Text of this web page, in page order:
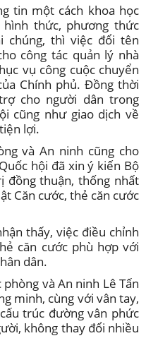
tin một cách khoa học
thức, phương thức
chúng, thì việc đổi tên
công tác quản lý nhà
vụ công cuộc chuyển
Chính phủ. Đồng thời
cho người dân trong
cũng như giao dịch về
lợi.
và An ninh cũng cho
hội đã xin ý kiến Bộ
đồng thuận, thống nhất
Căn cước, thẻ căn cước
thấy, việc điều chỉnh
căn cước phù hợp với
dân.
và An ninh Lê Tấn
minh, cùng với vân tay,
trúc đường vân phức
không thay đổi nhiều